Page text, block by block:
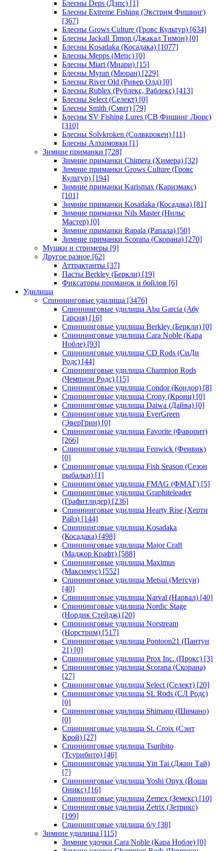
Блесны Deps (Дэпс) [1]
Блесны Extreme Fishing (Экстрим Фишинг)
[367]
Блесны Grows Culture (Гровс Культур) [634]
Блесны Jackall Timon (Джакал Тимон) [0]
Блесны Kosadaka (Косадака) [1077]
Блесны Mepps (Мепс) [0]
Блесны Miari (Миари) [15]
Блесны Myran (Мюран) [229]
Блесны River Old (Ривер Олд) [0]
Блесны Rublex (Рублекс, Раблекс) [413]
Блесны Select (Селект) [0]
Блесны Smith (Смит) [79]
Блесны SV Fishing Lures (СВ Фишинг Люрс)
[310]
Блесны Solvkroken (Солвкрокен) [11]
Блесны Алхимовки [1]
Зимние приманки [728]
Зимние приманки Chimera (Химера) [32]
Зимние приманки Grows Culture (Гровс
Культур) [194]
Зимние приманки Karismax (Каризмакс)
[101]
Зимние приманки Kosadaka (Косадака) [81]
Зимние приманки Nils Master (Нильс
Мастер) [0]
Зимние приманки Rapala (Рапала) [50]
Зимние приманки Scorana (Скорана) [270]
Мушки и стримеры [9]
Другое разное [62]
Аттрактанты [37]
Пасты Berkley (Беркли) [19]
Фиксаторы приманок и бойлов [6]
Удилища
Спиннинговые удилища [3476]
Спиннинговые удилища Abu Garcia (Абу
Гарсия) [16]
Спиннинговые удилища Berkley (Беркли) [0]
Спиннинговые удилища Cara Noble (Кара
Нобле) [93]
Спиннинговые удилища CD Rods (СиДи
Родс) [44]
Спиннинговые удилища Champion Rods
(Чемпион Родс) [15]
Спиннинговые удилища Condor (Кондор) [8]
Спиннинговые удилища Crony (Крони) [0]
Спиннинговые удилища Daiwa (Дайва) [0]
Спиннинговые удилища EverGreen
(ЭверГрин) [0]
Спиннинговые удилища Favorite (Фаворит)
[266]
Спиннинговые удилища Fenwick (Фенвик)
[0]
Спиннинговые удилища Fish Season (Сезон
рыбалки) [1]
Спиннинговые удилища FMAG (ФМАГ) [5]
Спиннинговые удилища Graphiteleader
(Графитлидер) [236]
Спиннинговые удилища Hearty Rise (Херти
Райз) [144]
Спиннинговые удилища Kosadaka
(Косадака) [498]
Спиннинговые удилища Major Craft
(Маджор Крафт) [588]
Спиннинговые удилища Maximus
(Максимус) [552]
Спиннинговые удилища Metsui (Метсуи)
[40]
Спиннинговые удилища Narval (Нарвал) [40]
Спиннинговые удилища Nordic Stage
(Нордик Стейдж) [20]
Спиннинговые удилища Norstream
(Норстрим) [517]
Спиннинговые удилища Pontoon21 (Пантун
21) [0]
Спиннинговые удилища Prox Inc. (Прокс) [3]
Спиннинговые удилища Scorana (Скорана)
[27]
Спиннинговые удилища Select (Селект) [20]
Спиннинговые удилища SL Rods (СЛ Родс)
[0]
Спиннинговые удилища Shimano (Шимано)
[0]
Спиннинговые удилища St. Croix (Сэнт
Крой) [27]
Спиннинговые удилища Tsuribito
(Тсурибито) [46]
Спиннинговые удилища Yin Tai (Джин Тай)
[7]
Спиннинговые удилища Yoshi Onyx (Йоши
Оникс) [16]
Спиннинговые удилища Zemex (Земекс) [10]
Спиннинговые удилища Zetrix (Зетрикс)
[199]
Спиннинговые удилища б/у [38]
Зимние удилища [115]
Зимние удочки Cara Noble (Кара Нобле) [0]